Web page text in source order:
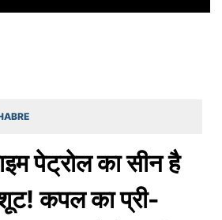
पेट्रोल का सीन है
शूट! कपल का प्री-